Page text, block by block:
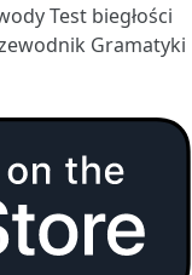
Test biegłości
Gramatyki